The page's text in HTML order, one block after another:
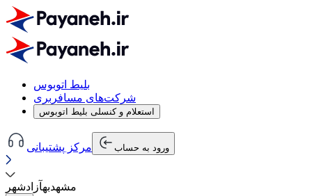
بلیط اتوبوس
شرکت‌های مسافربری
استعلام و کنسلی بلیط اتوبوس
مرکز پشتیبانی ورود به حساب
مشهدبهآزادشهر